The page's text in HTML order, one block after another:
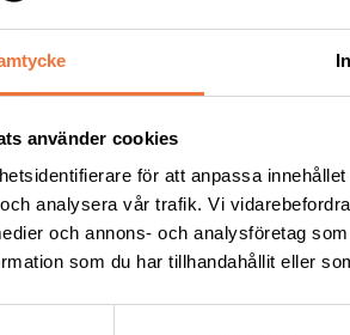
använder cookies
för att anpassa
analysera vår trafik. Vi
och annons- och analysföretag
som du har tillhandahållit eller